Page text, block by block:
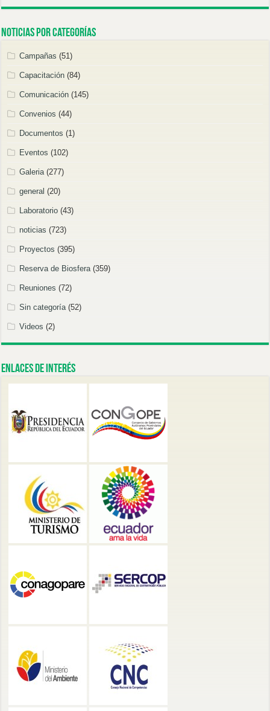
Noticias por categorías
Campañas (51)
Capacitación (84)
Comunicación (145)
Convenios (44)
Documentos (1)
Eventos (102)
Galeria (277)
general (20)
Laboratorio (43)
noticias (723)
Proyectos (395)
Reserva de Biosfera (359)
Reuniones (72)
Sin categoría (52)
Videos (2)
Enlaces de Interés